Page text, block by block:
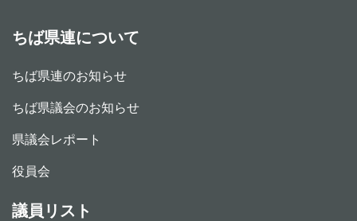
ちば県連について
ちば県連のお知らせ
ちば県議会のお知らせ
県議会レポート
役員会
議員リスト